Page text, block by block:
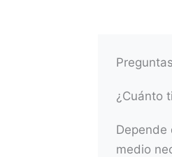
¿Cuánto
Depende
medio